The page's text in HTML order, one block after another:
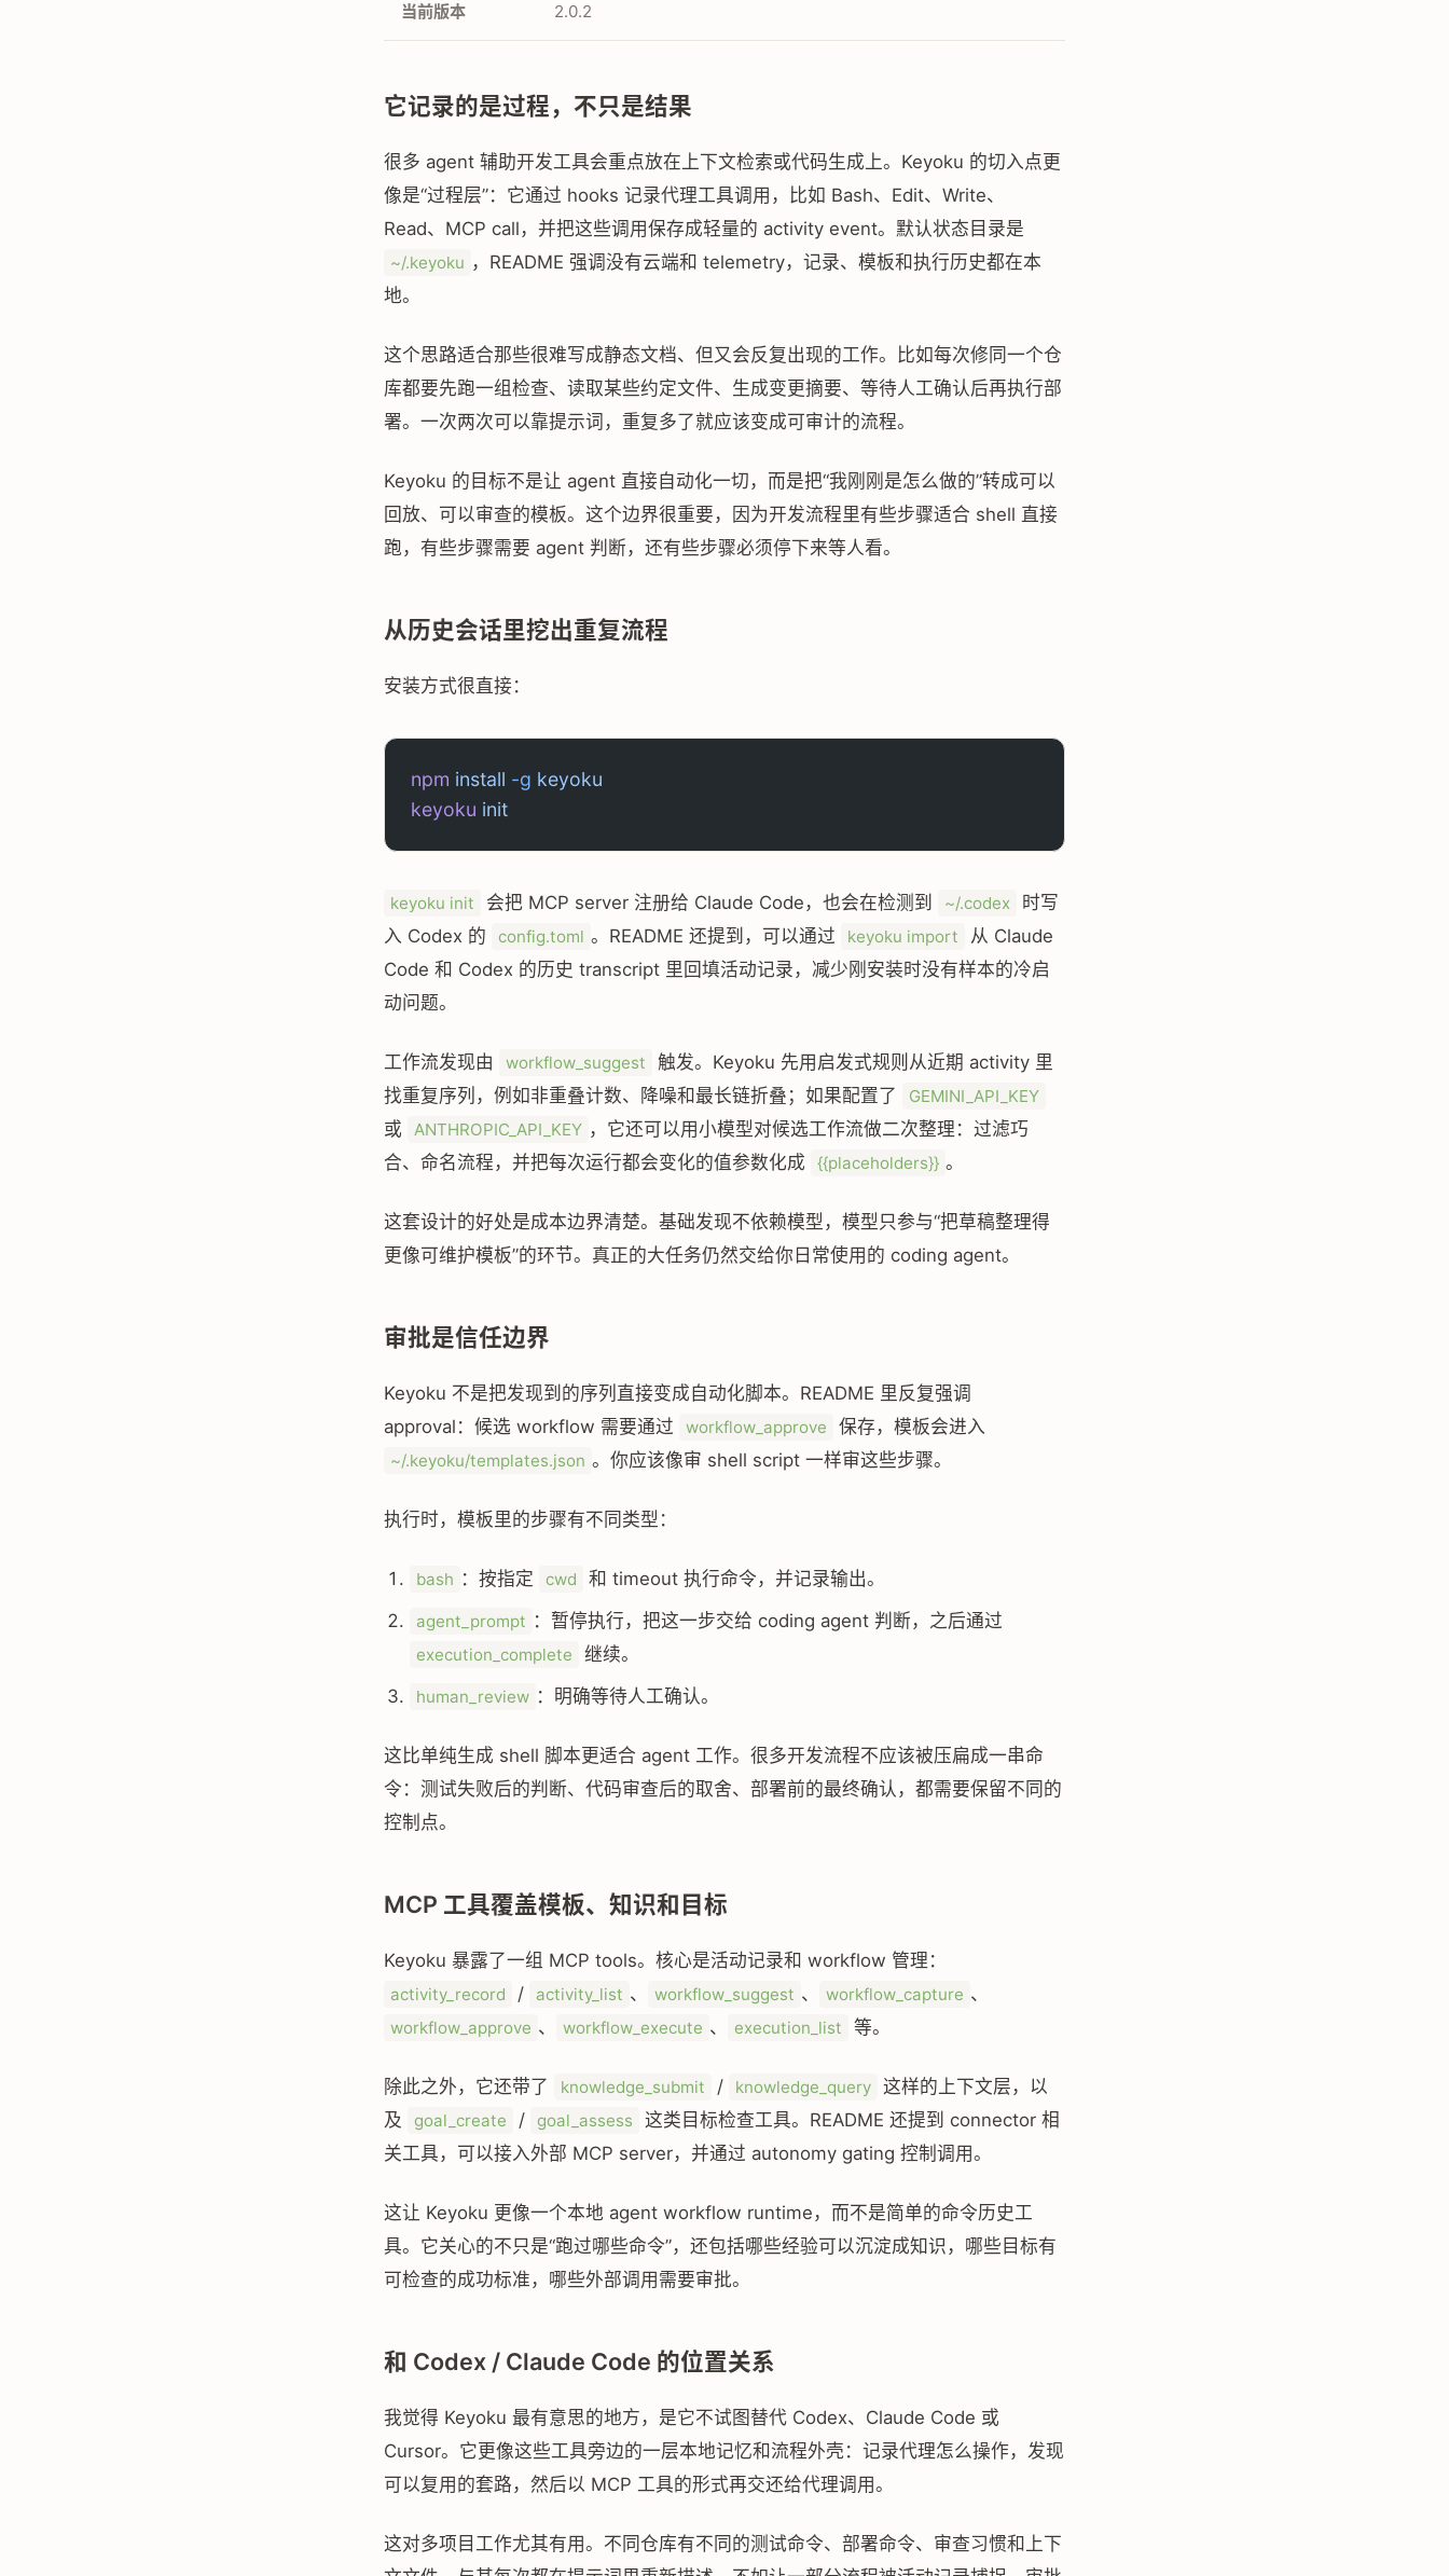
当前版本 2.0.2
它记录的是过程，不只是结果
很多 agent 辅助开发工具会重点放在上下文检索或代码生成上。Keyoku 的切入点更
像是“过程层”：它通过 hooks 记录代理工具调用，比如 Bash、Edit、Write、
Read、MCP call，并把这些调用保存成轻量的 activity event。默认状态目录是
~/.keyoku ，README 强调没有云端和 telemetry，记录、模板和执行历史都在本
地。
这个思路适合那些很难写成静态文档、但又会反复出现的工作。比如每次修同一个仓
库都要先跑一组检查、读取某些约定文件、生成变更摘要、等待人工确认后再执行部
署。一次两次可以靠提示词，重复多了就应该变成可审计的流程。
Keyoku 的目标不是让 agent 直接自动化一切，而是把“我刚刚是怎么做的”转成可以
回放、可以审查的模板。这个边界很重要，因为开发流程里有些步骤适合 shell 直接
跑，有些步骤需要 agent 判断，还有些步骤必须停下来等人看。
从历史会话里挖出重复流程
安装方式很直接：
npm install -g keyoku
keyoku init
keyoku init 会把 MCP server 注册给 Claude Code，也会在检测到 ~/.codex
时写
入 Codex 的
config.toml 。README 还提到，可以通过 keyoku import
从 Claude
Code 和 Codex 的历史 transcript 里回填活动记录，减少刚安装时没有样本的冷启
动问题。
工作流发现由 workflow_suggest
触发。Keyoku 先用启发式规则从近期 activity 里
找重复序列，例如非重叠计数、降噪和最长链折叠；如果配置了
GEMINI_API_KEY
或 ANTHROPIC_API_KEY ，它还可以用小模型对候选工作流做二次整理：过滤巧
合、命名流程，并把每次运行都会变化的值参数化成
{{placeholders}} 。
这套设计的好处是成本边界清楚。基础发现不依赖模型，模型只参与“把草稿整理得
更像可维护模板”的环节。真正的大任务仍然交给你日常使用的 coding agent。
审批是信任边界
Keyoku 不是把发现到的序列直接变成自动化脚本。README 里反复强调
approval：候选 workflow 需要通过
workflow_approve 保存，模板会进入
~/.keyoku/templates.json 。你应该像审 shell script 一样审这些步骤。
执行时，模板里的步骤有不同类型：
bash ：按指定 cwd 和 timeout 执行命令，并记录输出。
agent_prompt ：暂停执行，把这一步交给 coding agent 判断，之后通过
execution_complete 继续。
human_review ：明确等待人工确认。
这比单纯生成 shell 脚本更适合 agent 工作。很多开发流程不应该被压扁成一串命
令：测试失败后的判断、代码审查后的取舍、部署前的最终确认，都需要保留不同的
控制点。
MCP 工具覆盖模板、知识和目标
Keyoku 暴露了一组 MCP tools。核心是活动记录和 workflow 管理：
activity_record / activity_list 、 workflow_suggest 、 workflow_capture 、
workflow_approve 、 workflow_execute 、 execution_list 等。
除此之外，它还带了 knowledge_submit / knowledge_query 这样的上下文层，以
及
goal_create / goal_assess
这类目标检查工具。README 还提到 connector 相
关工具，可以接入外部 MCP server，并通过 autonomy gating 控制调用。
这让 Keyoku 更像一个本地 agent workflow runtime，而不是简单的命令历史工
具。它关心的不只是“跑过哪些命令”，还包括哪些经验可以沉淀成知识，哪些目标有
可检查的成功标准，哪些外部调用需要审批。
和 Codex / Claude Code 的位置关系
我觉得 Keyoku 最有意思的地方，是它不试图替代 Codex、Claude Code 或
Cursor。它更像这些工具旁边的一层本地记忆和流程外壳：记录代理怎么操作，发现
可以复用的套路，然后以 MCP 工具的形式再交还给代理调用。
这对多项目工作尤其有用。不同仓库有不同的测试命令、部署命令、审查习惯和上下